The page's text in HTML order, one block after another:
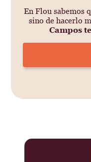
En Flou sabemos
sino de hacerlo
Campos